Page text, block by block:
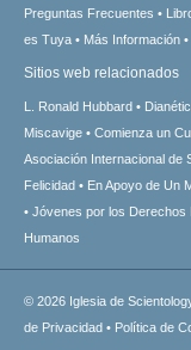
Preguntas Frecuentes
es Tuya
Más Información
Sitios web relacionados
L. Ronald Hubbard
Miscavige
Comienza un
Asociación Internacional de
Felicidad
En Apoyo de Un
Jóvenes por los Derechos
Humanos
© 2026 Iglesia de
de Privacidad • Política de